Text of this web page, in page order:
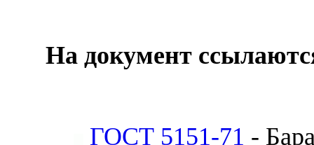
На документ
ГОСТ 5151-71 -